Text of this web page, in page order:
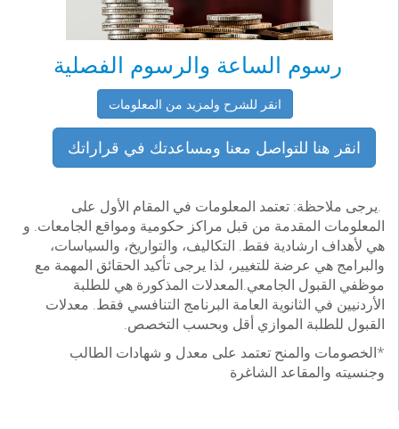
رسوم الساعة والرسوم الفصلية
انقر للشرح ولمزيد من المعلومات
انقر هنا للتواصل معنا ومساعدتك في قراراتك
.يرجى ملاحظة: تعتمد المعلومات في المقام الأول على
المعلومات المقدمة من قبل مراكز حكومية ومواقع الجامعات. و
هي لأهداف ارشادية فقط. التكاليف، والتواريخ، والسياسات،
والبرامج هي عرضة للتغيير، لذا يرجى تأكيد الحقائق المهمة مع
موظفي القبول الجامعي.المعدلات المذكورة هي للطلبة
الأردنيين في الثانوية العامة البرنامج التنافسي فقط. معدلات
القبول للطلبة الموازي أقل وبحسب التخصص.
*الخصومات والمنح تعتمد على معدل و شهادات الطالب
وجنسيته والمقاعد الشاغرة